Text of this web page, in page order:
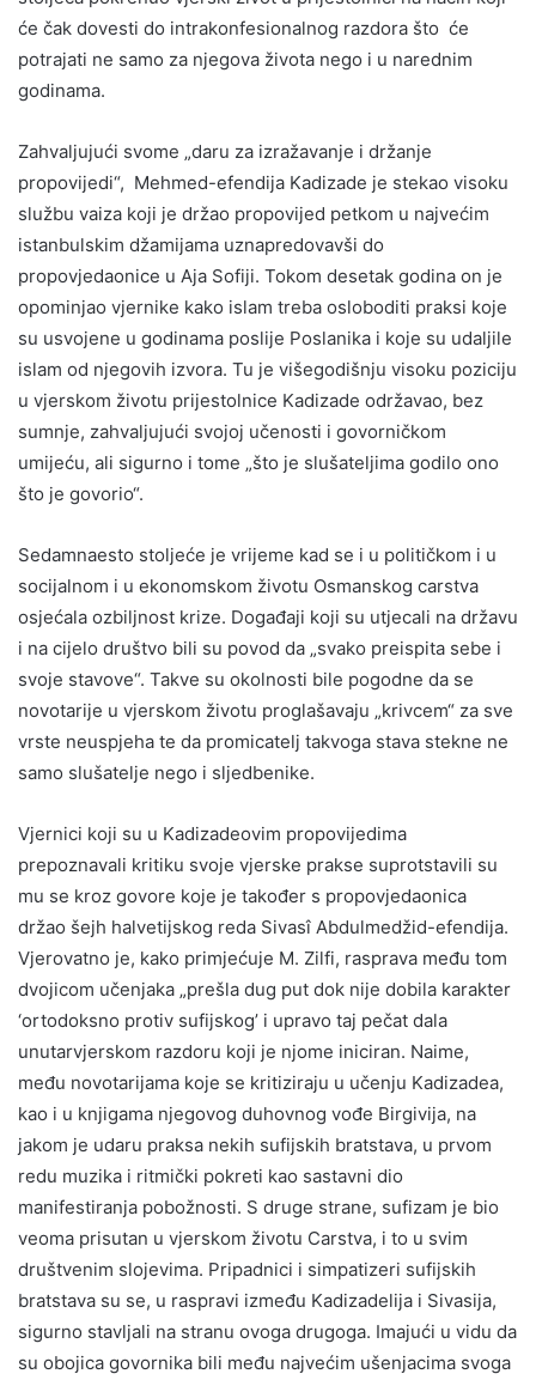
će čak dovesti do intrakonfesionalnog razdora što će
potrajati ne samo za njegova života nego i u narednim
godinama.
Zahvaljujući svome „daru za izražavanje i držanje
propovijedi“, Mehmed-efendija Kadizade je stekao visoku
službu vaiza koji je držao propovijed petkom u najvećim
istanbulskim džamijama uznapredovavši do
propovjedaonice u Aja Sofiji. Tokom desetak godina on je
opominjao vjernike kako islam treba osloboditi praksi koje
su usvojene u godinama poslije Poslanika i koje su udaljile
islam od njegovih izvora. Tu je višegodišnju visoku poziciju
u vjerskom životu prijestolnice Kadizade održavao, bez
sumnje, zahvaljujući svojoj učenosti i govorničkom
umijeću, ali sigurno i tome „što je slušateljima godilo ono
što je govorio“.
Sedamnaesto stoljeće je vrijeme kad se i u političkom i u
socijalnom i u ekonomskom životu Osmanskog carstva
osjećala ozbiljnost krize. Događaji koji su utjecali na državu
i na cijelo društvo bili su povod da „svako preispita sebe i
svoje stavove“. Takve su okolnosti bile pogodne da se
novotarije u vjerskom životu proglašavaju „krivcem“ za sve
vrste neuspjeha te da promicatelj takvoga stava stekne ne
samo slušatelje nego i sljedbenike.
Vjernici koji su u Kadizadeovim propovijedima
prepoznavali kritiku svoje vjerske prakse suprotstavili su
mu se kroz govore koje je također s propovjedaonica
držao šejh halvetijskog reda Sivasî Abdulmedžid-efendija.
Vjerovatno je, kako primjećuje M. Zilfi, rasprava među tom
dvojicom učenjaka „prešla dug put dok nije dobila karakter
‘ortodoksno protiv sufijskog’ i upravo taj pečat dala
unutarvjerskom razdoru koji je njome iniciran. Naime,
među novotarijama koje se kritiziraju u učenju Kadizadea,
kao i u knjigama njegovog duhovnog vođe Birgivija, na
jakom je udaru praksa nekih sufijskih bratstava, u prvom
redu muzika i ritmički pokreti kao sastavni dio
manifestiranja pobožnosti. S druge strane, sufizam je bio
veoma prisutan u vjerskom životu Carstva, i to u svim
društvenim slojevima. Pripadnici i simpatizeri sufijskih
bratstava su se, u raspravi između Kadizadelija i Sivasija,
sigurno stavljali na stranu ovoga drugoga. Imajući u vidu da
su obojica govornika bili među najvećim ušenjacima svoga